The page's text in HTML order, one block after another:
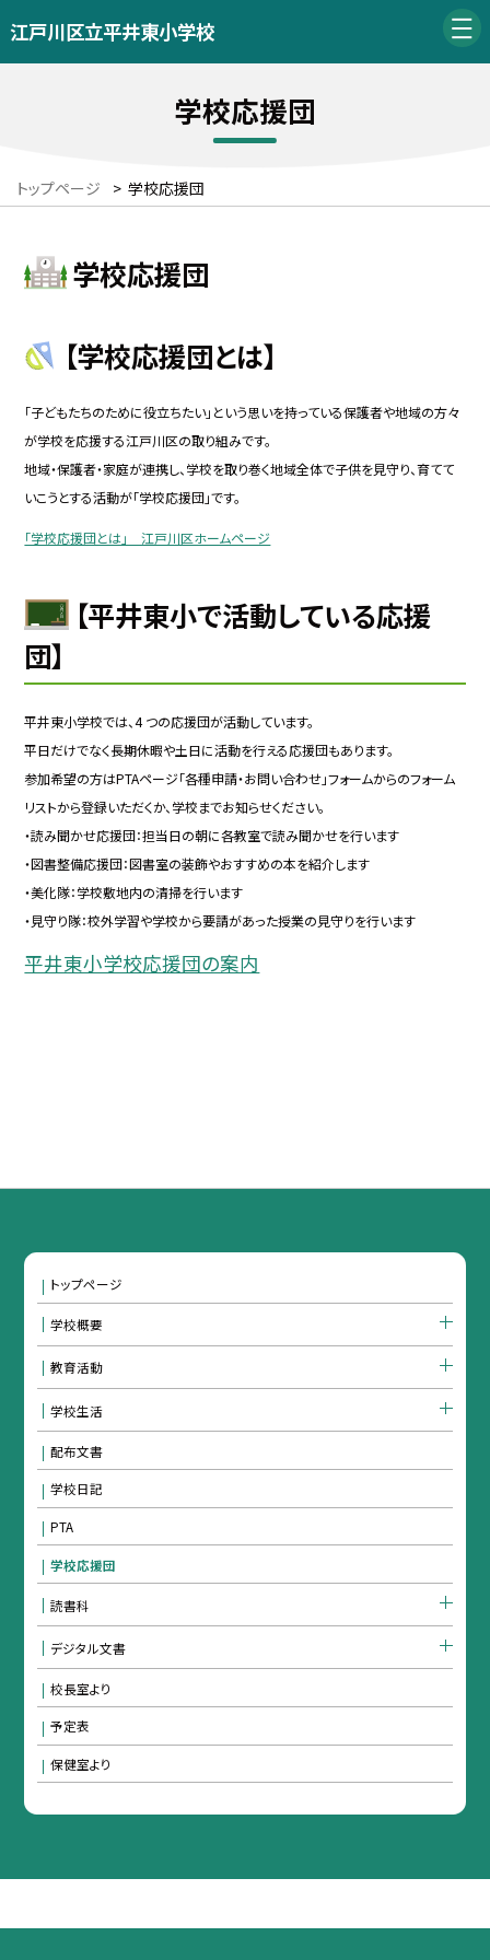
江戸川区立平井東小学校
学校応援団
トップページ > 学校応援団
学校応援団
【学校応援団とは】
「子どもたちのために役立ちたい」という思いを持っている保護者や地域の方々
が学校を応援する江戸川区の取り組みです。
地域・保護者・家庭が連携し、学校を取り巻く地域全体で子供を見守り、育てて
いこうとする活動が「学校応援団」です。
「学校応援団とは」 江戸川区ホームページ
【平井東小で活動している応援
団】
平井東小学校では、4 つの応援団が活動しています。
平日だけでなく⾧期休暇や土日に活動を行える応援団もあります。
参加希望の方はPTAページ「各種申請・お問い合わせ」フォームからのフォーム
リストから登録いただくか、学校までお知らせください。
・読み聞かせ応援団：担当日の朝に各教室で読み聞かせを行います
・図書整備応援団：図書室の装飾やおすすめの本を紹介します
・美化隊：学校敷地内の清掃を行います
・見守り隊：校外学習や学校から要請があった授業の見守りを行います
平井東小学校応援団の案内
トップページ
学校概要
教育活動
学校生活
配布文書
学校日記
PTA
学校応援団
読書科
デジタル文書
校長室より
予定表
保健室より